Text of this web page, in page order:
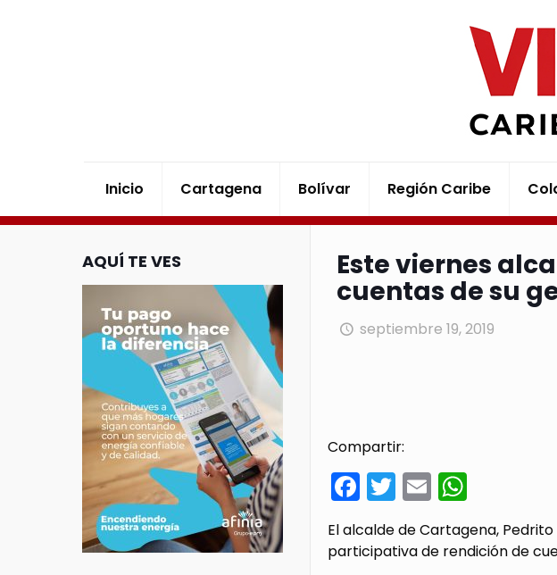
Inicio Cartagena Bolívar Región Caribe
Este viernes
cuentas de su
septiembre 19, 2019
Compartir:
Facebook
Twitter
Email
El alcalde de Cartagena,
participativa de rendición de
AQUÍ TE VES